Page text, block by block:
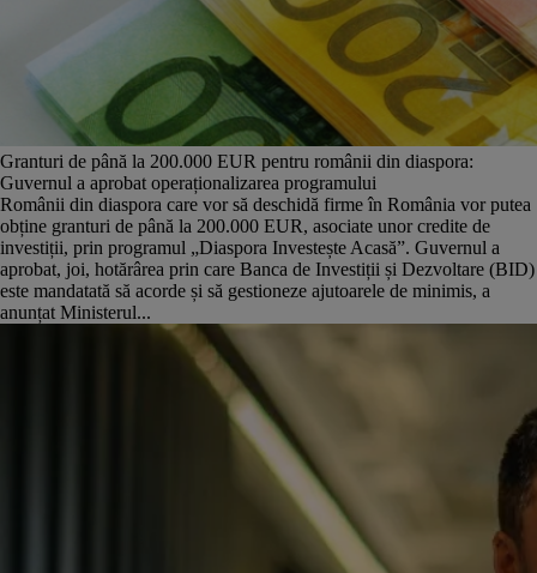
Granturi de până la 200.000 EUR pentru românii din diaspora:
Guvernul a aprobat operaționalizarea programului
Românii din diaspora care vor să deschidă firme în România vor putea
obține granturi de până la 200.000 EUR, asociate unor credite de
investiții, prin programul „Diaspora Investește Acasă”. Guvernul a
aprobat, joi, hotărârea prin care Banca de Investiții și Dezvoltare (BID)
este mandatată să acorde și să gestioneze ajutoarele de minimis, a
anunțat Ministerul...